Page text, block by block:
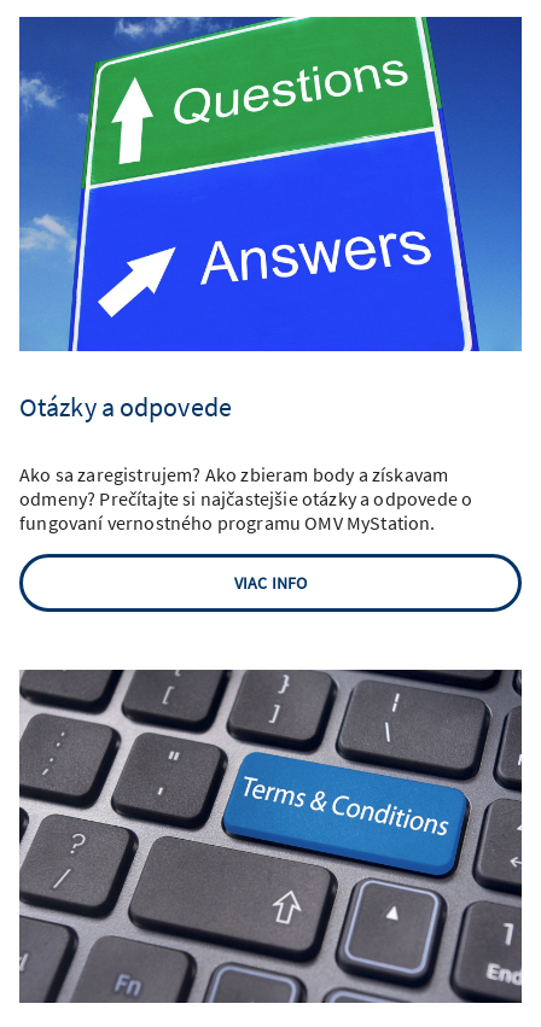
Otázky a odpovede
Ako sa zaregistrujem? Ako zbieram body a získavam
odmeny? Prečítajte si najčastejšie otázky a odpovede o
fungovaní vernostného programu OMV MyStation.
VIAC INFO